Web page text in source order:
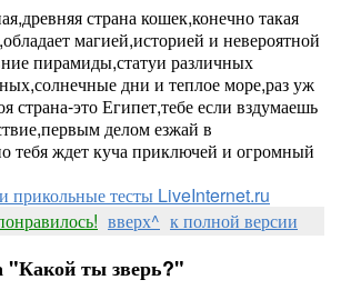
страна кошек,конечно такая
магией,историей и невероятной
пирамиды,статуи различных
дни и теплое море,раз уж
страна-это Египет,тебе если вздумаешь
делом езжай в
тебя ждет куча приключей и огромный
прикольные тесты LiveInternet.ru
вверх^ к полной версии
"Какой ты зверь?"